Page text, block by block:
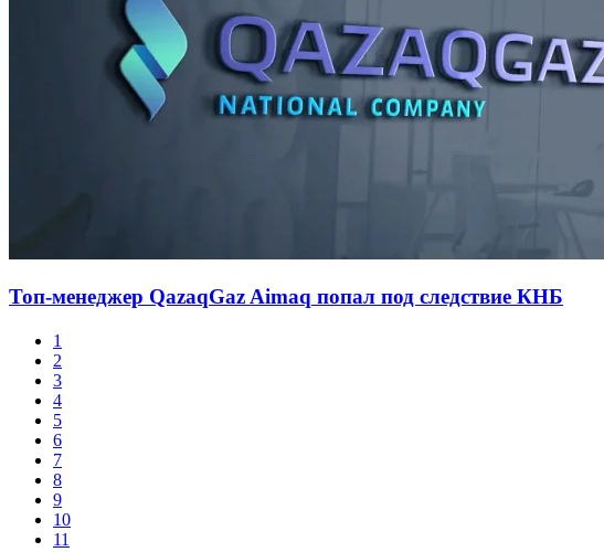
Топ-менеджер QazaqGaz Aimaq попал под следствие КНБ
1
2
3
4
5
6
7
8
9
10
11